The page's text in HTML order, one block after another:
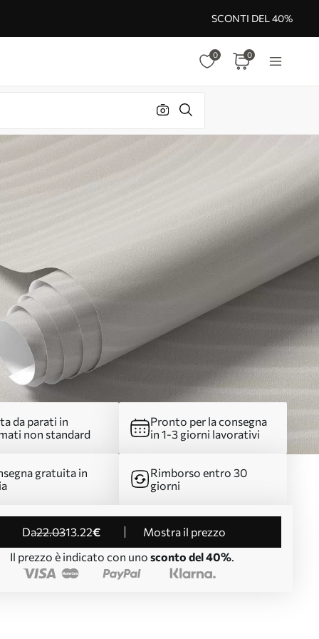
SCONTI DEL 40%
0 0
da parati in
non standard
Pronto per la consegna
in 1-3 giorni lavorativi
gratuita in
Rimborso entro 30
giorni
da22.0313.22€
Mostra il prezzo
Il prezzo è indicato con uno sconto del 40%.